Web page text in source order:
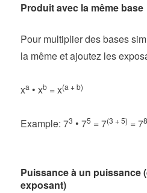
Produit avec la même base
Pour multiplier des bases
la même et ajoutez les
xa • xb = x(a + b)
Example: 73 • 75 = 7(3 + 5) = 78
Puissance à un puissance
exposant)